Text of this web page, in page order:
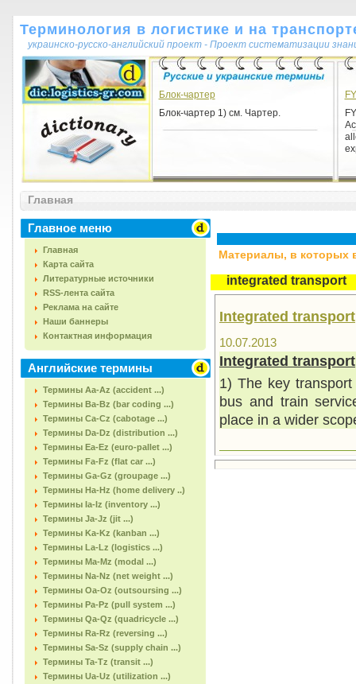
Терминология в логистике и на
украинско-русско-английский проект - Проект систематизации
Блок-чартер
Блок-чартер 1) см. Чартер.
Главная
Главное меню
Главная
Карта сайта
Литературные источники
RSS-лента сайта
Реклама на сайте
Наши баннеры
Контактная информация
Английские термины
Термины Aa-Az (accident ...)
Термины Ba-Bz (bar coding ...)
Термины Ca-Cz (cabotage ...)
Термины Da-Dz (distribution ...)
Термины Ea-Ez (euro-pallet ...)
Термины Fa-Fz (flat car ...)
Термины Ga-Gz (groupage ...)
Термины Ha-Hz (home delivery ..)
Термины Ia-Iz (inventory ...)
Термины Ja-Jz (jit ...)
Термины Ka-Kz (kanban ...)
Термины La-Lz (logistics ...)
Термины Ma-Mz (modal ...)
Термины Na-Nz (net weight ...)
Термины Oa-Oz (outsoursing ...)
Термины Pa-Pz (pull system ...)
Термины Qa-Qz (quadricycle ...)
Термины Ra-Rz (reversing ...)
Термины Sa-Sz (supply chain ...)
Термины Ta-Tz (transit ...)
Термины Ua-Uz (utilization ...)
Материалы, в которых
integrated transport
Integrated transport
10.07.2013
Integrated transport
1) The key
bus and train
place in a wider